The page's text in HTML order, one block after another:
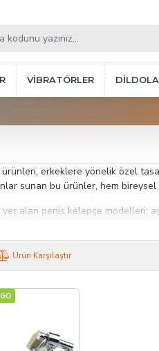
VIBRATÖRLER
erkeklere yönelik özel
sunan bu ürünler, hem
alan penis kelepçe modelleri;
uygun alternatif bulmak
kullanım sırasında
ve ergonomik tasarım
ve kaliteli malzeme seçenekleri
Ürün Karşılaştır